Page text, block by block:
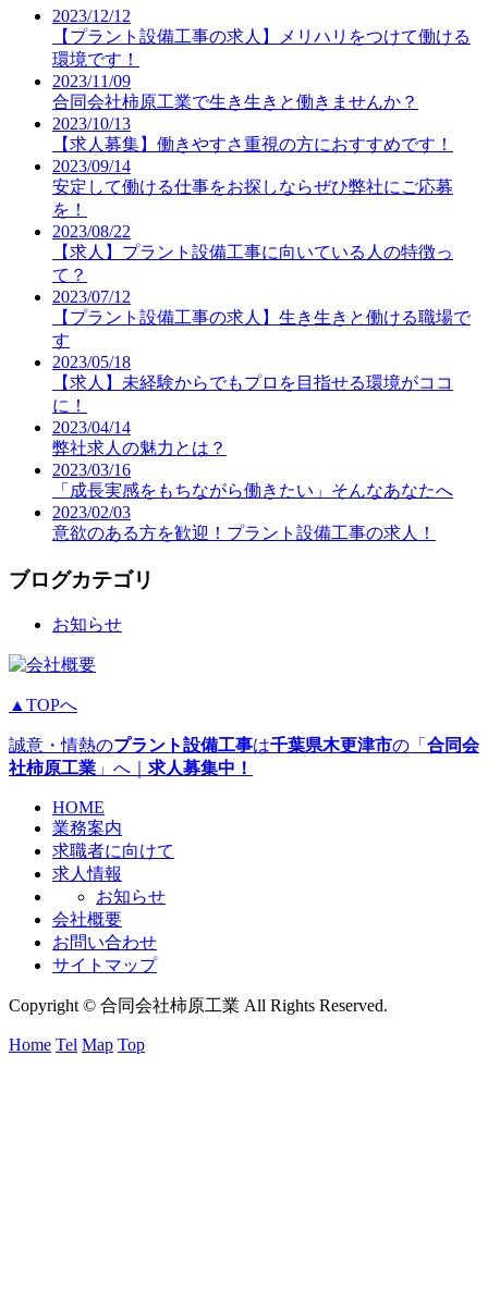
2023/12/12
【プラント設備工事の求人】メリハリをつけて働ける
環境です！
2023/11/09
合同会社柿原工業で生き生きと働きませんか？
2023/10/13
【求人募集】働きやすさ重視の方におすすめです！
2023/09/14
安定して働ける仕事をお探しならぜひ弊社にご応募
を！
2023/08/22
【求人】プラント設備工事に向いている人の特徴っ
て？
2023/07/12
【プラント設備工事の求人】生き生きと働ける職場で
す
2023/05/18
【求人】未経験からでもプロを目指せる環境がココ
に！
2023/04/14
弊社求人の魅力とは？
2023/03/16
「成長実感をもちながら働きたい」そんなあなたへ
2023/02/03
意欲のある方を歓迎！プラント設備工事の求人！
ブログカテゴリ
お知らせ
▲TOPへ
誠意・情熱のプラント設備工事は千葉県木更津市の「 合同会
社柿原工業 」へ｜ 求人募集中！
HOME
業務案内
求職者に向けて
求人情報
お知らせ
会社概要
お問い合わせ
サイトマップ
Copyright © 合同会社柿原工業 All Rights Reserved.
Home Tel Map Top